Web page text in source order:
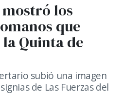
los
que
Quinta de
subió una imagen
de Las Fuerzas del